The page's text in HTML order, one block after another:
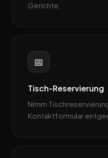
Gerichte.
📅
Tisch-Reservierung
Nimm
Kontaktformular